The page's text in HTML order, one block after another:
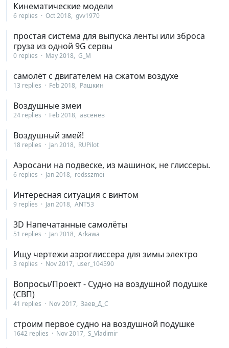
Кинематические модели
6 replies Oct 2018 gvv1970
простая система для выпуска ленты или зброса
груза из одной 9G сервы
0 replies May 2018 G_M
самолёт с двигателем на сжатом воздухе
13 replies Feb 2018 Рашкин
Воздушные змеи
24 replies Feb 2018 авсенев
Воздушный змей!
18 replies Jan 2018 RUPilot
Аэросани на подвеске, из машинок, не глиссеры.
6 replies Jan 2018 redsszmei
Интересная ситуация с винтом
9 replies Jan 2018 ANT53
3D Напечатанные самолёты
51 replies Jan 2018 Arkawa
Ищу чертежи аэроглиссера для зимы электро
3 replies Nov 2017 user_104590
Вопросы/Проект - Судно на воздушной подушке
(СВП)
41 replies Nov 2017 Заев_Д_С
строим первое судно на воздушной подушке
1642 replies Nov 2017 S_Vladimir